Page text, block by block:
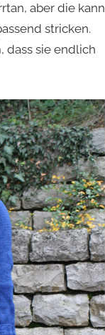
aber die kann
stricken.
dass sie endlich